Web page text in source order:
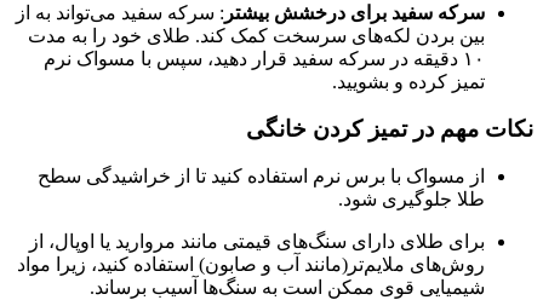
سرکه سفید برای درخشش بیشتر : سرکه سفید می‌تواند به از
بین بردن لکه‌های سرسخت کمک کند. طلای خود را به مدت
۱۰ دقیقه در سرکه سفید قرار دهید، سپس با مسواک نرم
تمیز کرده و بشویید.
نکات مهم در تمیز کردن خانگی
از مسواک با برس نرم استفاده کنید تا از خراشیدگی سطح
طلا جلوگیری شود.
برای طلای دارای سنگ‌های قیمتی مانند مروارید یا اوپال، از
روش‌های ملایم‌تر(مانند آب و صابون) استفاده کنید، زیرا مواد
شیمیایی قوی ممکن است به سنگ‌ها آسیب برساند.